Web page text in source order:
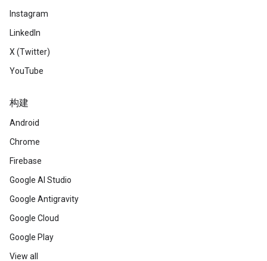
Instagram
LinkedIn
X (Twitter)
YouTube
构建
Android
Chrome
Firebase
Google AI Studio
Google Antigravity
Google Cloud
Google Play
View all